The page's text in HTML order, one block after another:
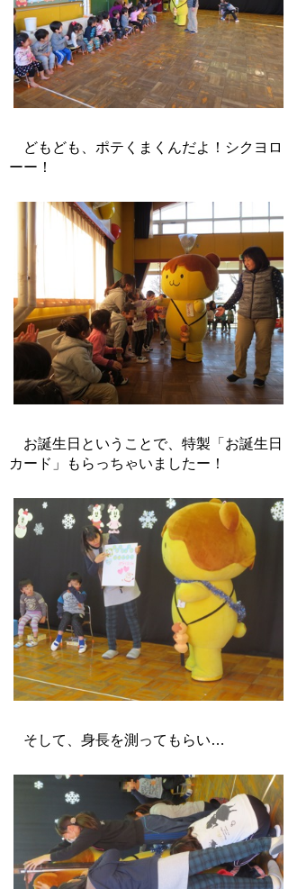
どもども、ポテくまくんだよ！シクヨロ
ーー！
お誕生日ということで、特製「お誕生日
カード」もらっちゃいましたー！
そして、身長を測ってもらい…